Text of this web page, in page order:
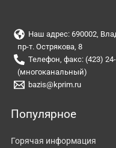
Наш адрес: 690002,
пр-т. Острякова, 8
Телефон, факс: (423)
(многоканальный)
bazis@kprim.ru
Популярное
Горячая информация